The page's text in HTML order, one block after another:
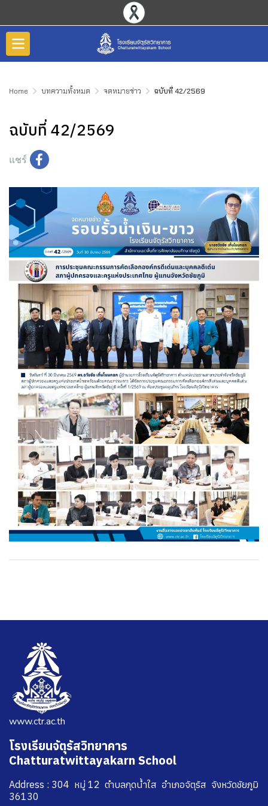
Home บทความทั้งหมด จดหมายข่าว ฉบับที่ 42/2569
ฉบับที่ 42/2569
แชร์
www.ctr.ac.th
โรงเรียนจัตุรัสวิทยาคาร
Chatturatwittayakarn School
Address : 304 หมู่ 12 ตำบลกุดน้ำใส อำเภอจัตุรัส จังหวัดชัยภูมิ
36130